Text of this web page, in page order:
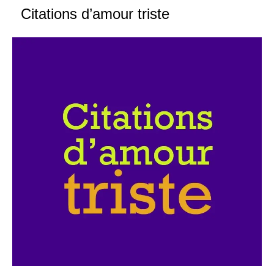
Citations d’amour triste